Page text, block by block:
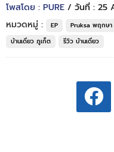
โพสโดย : PURE / วันที่ : 25
หมวดหมู่ :
EP Pruksa พฤกษา
บ้านเดี่ยว ภูเก็ต
รีวิว บ้านเดี่ยว